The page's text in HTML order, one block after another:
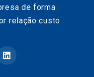
de forma
relação custo